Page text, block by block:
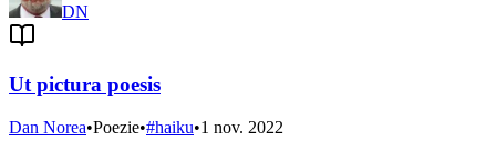
DN
Ut pictura poesis
Dan Norea•Poezie•#haiku•1 nov. 2022